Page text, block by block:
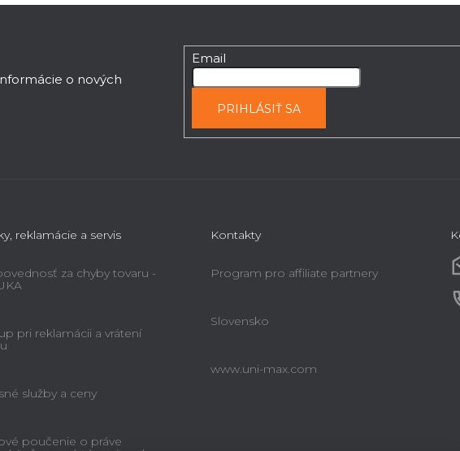
o nových
Email
PRIHLÁSIŤ SA
reklamácie a servis
za chyby tovaru -
pri reklamácii a vrátení
služby a ceny
poučenie o práve
Kontakty
Program pro affiliate partnery
Slovensko
www.uni-max.com